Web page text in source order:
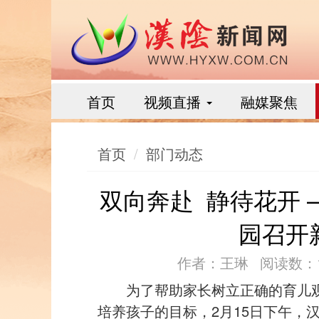
首页 视频直播 融媒聚焦
首页 部门动态
双向奔赴 静待花开
园召开
作者：王琳
阅读数
为了帮助家长树立正确的育
培养孩子的目标，2月15日下午，